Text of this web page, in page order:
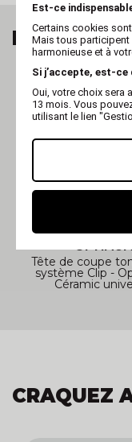
MES
Tête de coupe
système Clip -
Céramic
CRAQUEZ
Est-ce
Certains cookies
Mais tous participent
harmonieuse et à
Si j’accepte, est-ce
Oui, votre choix sera
13 mois. Vous
utilisant le lien